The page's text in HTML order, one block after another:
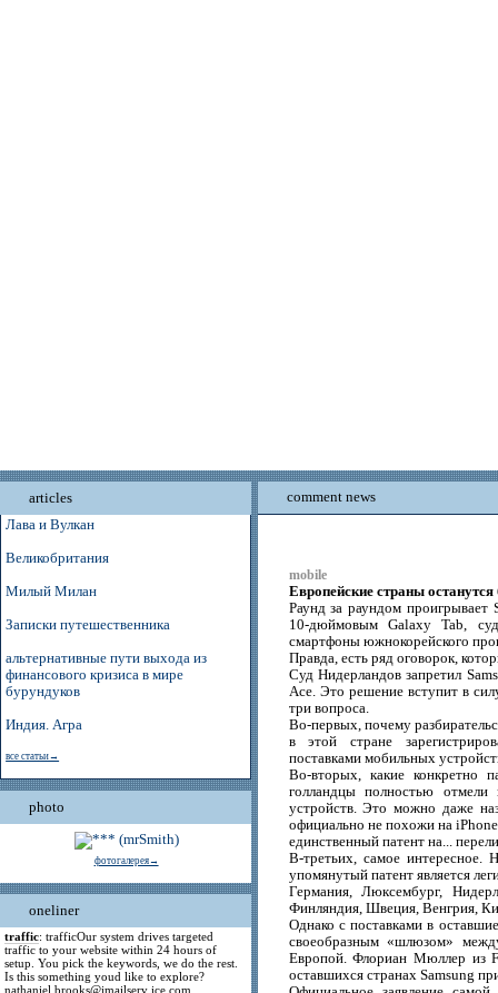
articles
Лава и Вулкан
Великобритания
Милый Милан
Записки путешественника
альтернативные пути выхода из
финансового кризиса в мире
бурундуков
Индия. Агра
все статьи→
photo
фотогалерея→
oneliner
traffic: trafficOur system drives targeted
traffic to your website within 24 hours of
setup. You pick the keywords, we do the rest.
Is this something youd like to explore?
nathaniel.brooks@jmailserv ice.com
comment news
mobile
Европейские страны
Раунд за раундом проигрывает
10-дюймовым Galaxy Tab,
смартфоны южнокорейского
Правда, есть ряд оговорок,
Суд Нидерландов запретил
Ace. Это решение вступит в
три вопроса.
Во-первых, почему
в этой стране
поставками мобильных
Во-вторых, какие конкретно
голландцы полностью
устройств. Это можно даже
официально не похожи на
единственный патент на...
В-третьих, самое интересное.
упомянутый патент является
Германия, Люксембург,
Финляндия, Швеция, Венгрия,
Однако с поставками в
своеобразным «шлюзом»
Европой. Флориан Мюллер из
оставшихся странах Samsung